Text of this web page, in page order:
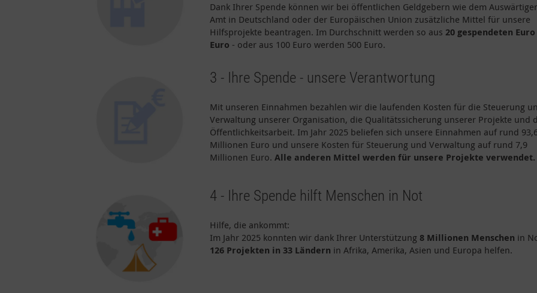
Dank Ihrer Spende können wir bei öffentlichen Geldgebern wie dem
Amt in Deutschland oder der Europäischen Union zusätzliche Mittel für unsere
Hilfsprojekte beantragen. Im Durchschnitt werden so aus 20 gespendeten Euro
Euro - oder aus 100 Euro werden 500 Euro.
3 - Ihre Spende - unsere Verantwortung
Mit unseren Einnahmen bezahlen wir die laufenden Kosten für die Steuerung
Verwaltung unserer Organisation, die Qualitätssicherung unserer Projekte und
Öffentlichkeitsarbeit. Im Jahr 2025 beliefen sich unsere Einnahmen auf rund
Millionen Euro und unsere Kosten für Steuerung und Verwaltung auf rund 7,9
Millionen Euro. Alle anderen Mittel werden für unsere Projekte verwendet.
4 - Ihre Spende hilft Menschen in Not
Hilfe, die ankommt:
Im Jahr 2025 konnten wir dank Ihrer Unterstützung 8 Millionen Menschen in
126 Projekten in 33 Ländern in Afrika, Amerika, Asien und Europa helfen.